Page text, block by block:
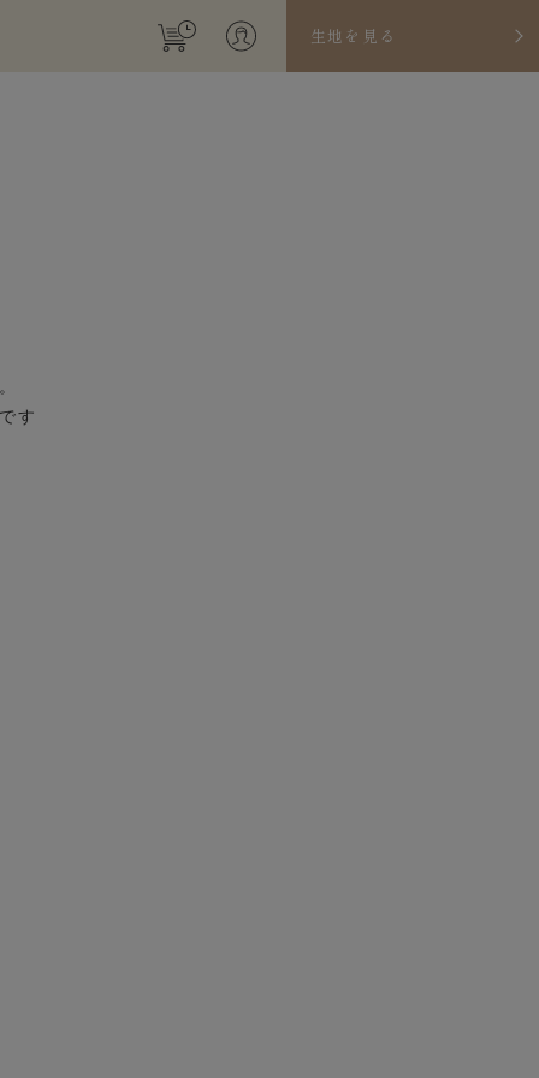
生地を見る
す